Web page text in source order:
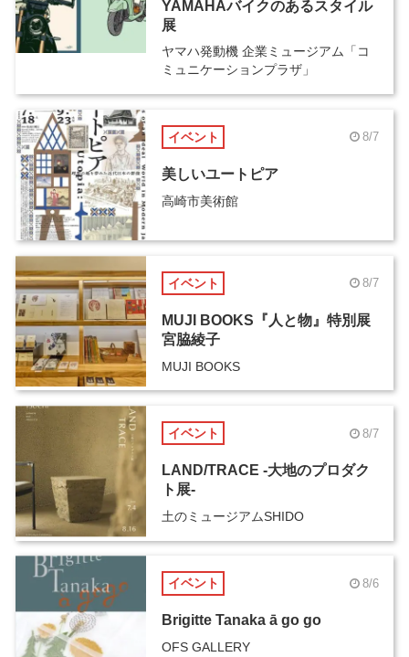
YAMAHAバイクのあるスタイル
展
ヤマハ発動機 企業ミュージアム「コ
ミュニケーションプラザ」
イベント 8/7
美しいユートピア
高崎市美術館
イベント 8/7
MUJI BOOKS『人と物』特別展
宮脇綾子
MUJI BOOKS
イベント 8/7
LAND/TRACE -大地のプロダク
ト展-
土のミュージアムSHIDO
イベント 8/6
Brigitte Tanaka ā go go
OFS GALLERY